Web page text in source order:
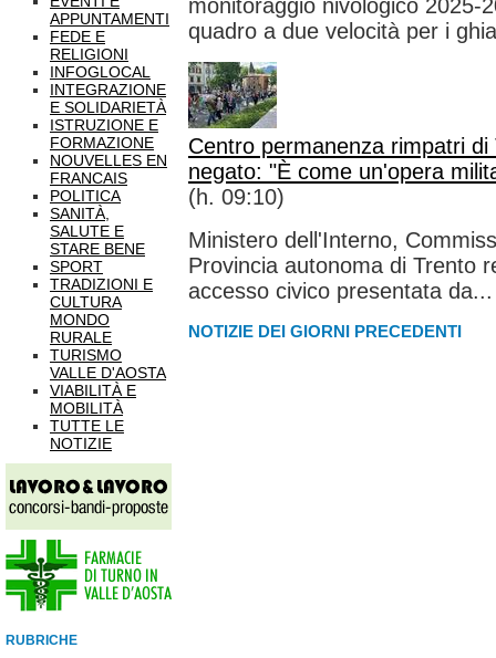
APPUNTAMENTI
FEDE E
RELIGIONI
INFOGLOCAL
INTEGRAZIONE
E SOLIDARIETÀ
ISTRUZIONE E
FORMAZIONE
NOUVELLES EN
FRANCAIS
POLITICA
SANITÀ,
SALUTE E
STARE BENE
SPORT
TRADIZIONI E
CULTURA
MONDO
RURALE
TURISMO
VALLE D'AOSTA
VIABILITÀ E
MOBILITÀ
TUTTE LE
NOTIZIE
RUBRICHE
monitoraggio nivologico 2025-
quadro a due velocità per i
Centro permanenza rimpatri
negato: "È come un'opera
(h. 09:10)
Ministero dell'Interno,
Provincia autonoma di Trento
accesso civico presentata da...
NOTIZIE DEI GIORNI PRECEDENTI